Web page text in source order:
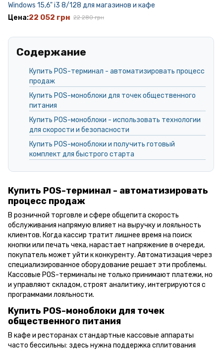
Windows 15,6" i3 8/128 для магазинов и кафе
22 052 грн 22 280 грн
Содержание
Купить POS-терминал - автоматизировать процесс
продаж
Купить POS-моноблоки для точек общественного
питания
Купить POS-моноблоки - использовать технологии
для скорости и безопасности
Купить POS-моноблоки и получить готовый
комплект для быстрого старта
Купить POS-терминал - автоматизировать
процесс продаж
В розничной торговле и сфере общепита скорость
обслуживания напрямую влияет на выручку и лояльность
клиентов. Когда кассир тратит лишнее время на поиск
кнопки или печать чека, нарастает напряжение в очереди,
покупатель может уйти к конкуренту. Автоматизация через
специализированное оборудование решает эти проблемы.
Кассовые POS-терминалы не только принимают платежи, но
и управляют складом, строят аналитику, интегрируются с
программами лояльности.
Купить POS-моноблоки для точек
общественного питания
В кафе и ресторанах стандартные кассовые аппараты
часто бессильны: здесь нужна поддержка сплитования